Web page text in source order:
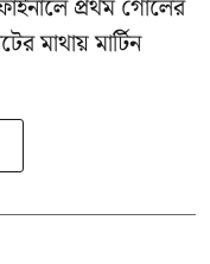
প্রথম গোলের
মাথায় মার্টিন